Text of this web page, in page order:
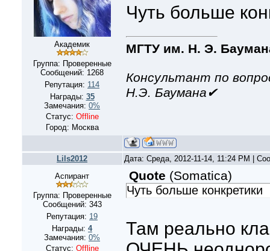
Академик
Группа: Проверенные
Сообщений: 1268
Репутация: 114
Награды: 35
Замечания: 0%
Статус: Offline
Город: Москва
Чуть больше
МГТУ им. Н. Э.
Консультант по
Н.Э. Баумана✔
Lils2012
Дата: Среда, 2012-11-14, 11:24 PM |
Аспирант
Группа: Проверенные
Сообщений: 343
Репутация: 19
Награды: 4
Замечания: 0%
Статус: Offline
Quote (Somatica)
Чуть больше конкретики
Там реально